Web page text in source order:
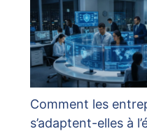
Comment les
s’adaptent-elles à